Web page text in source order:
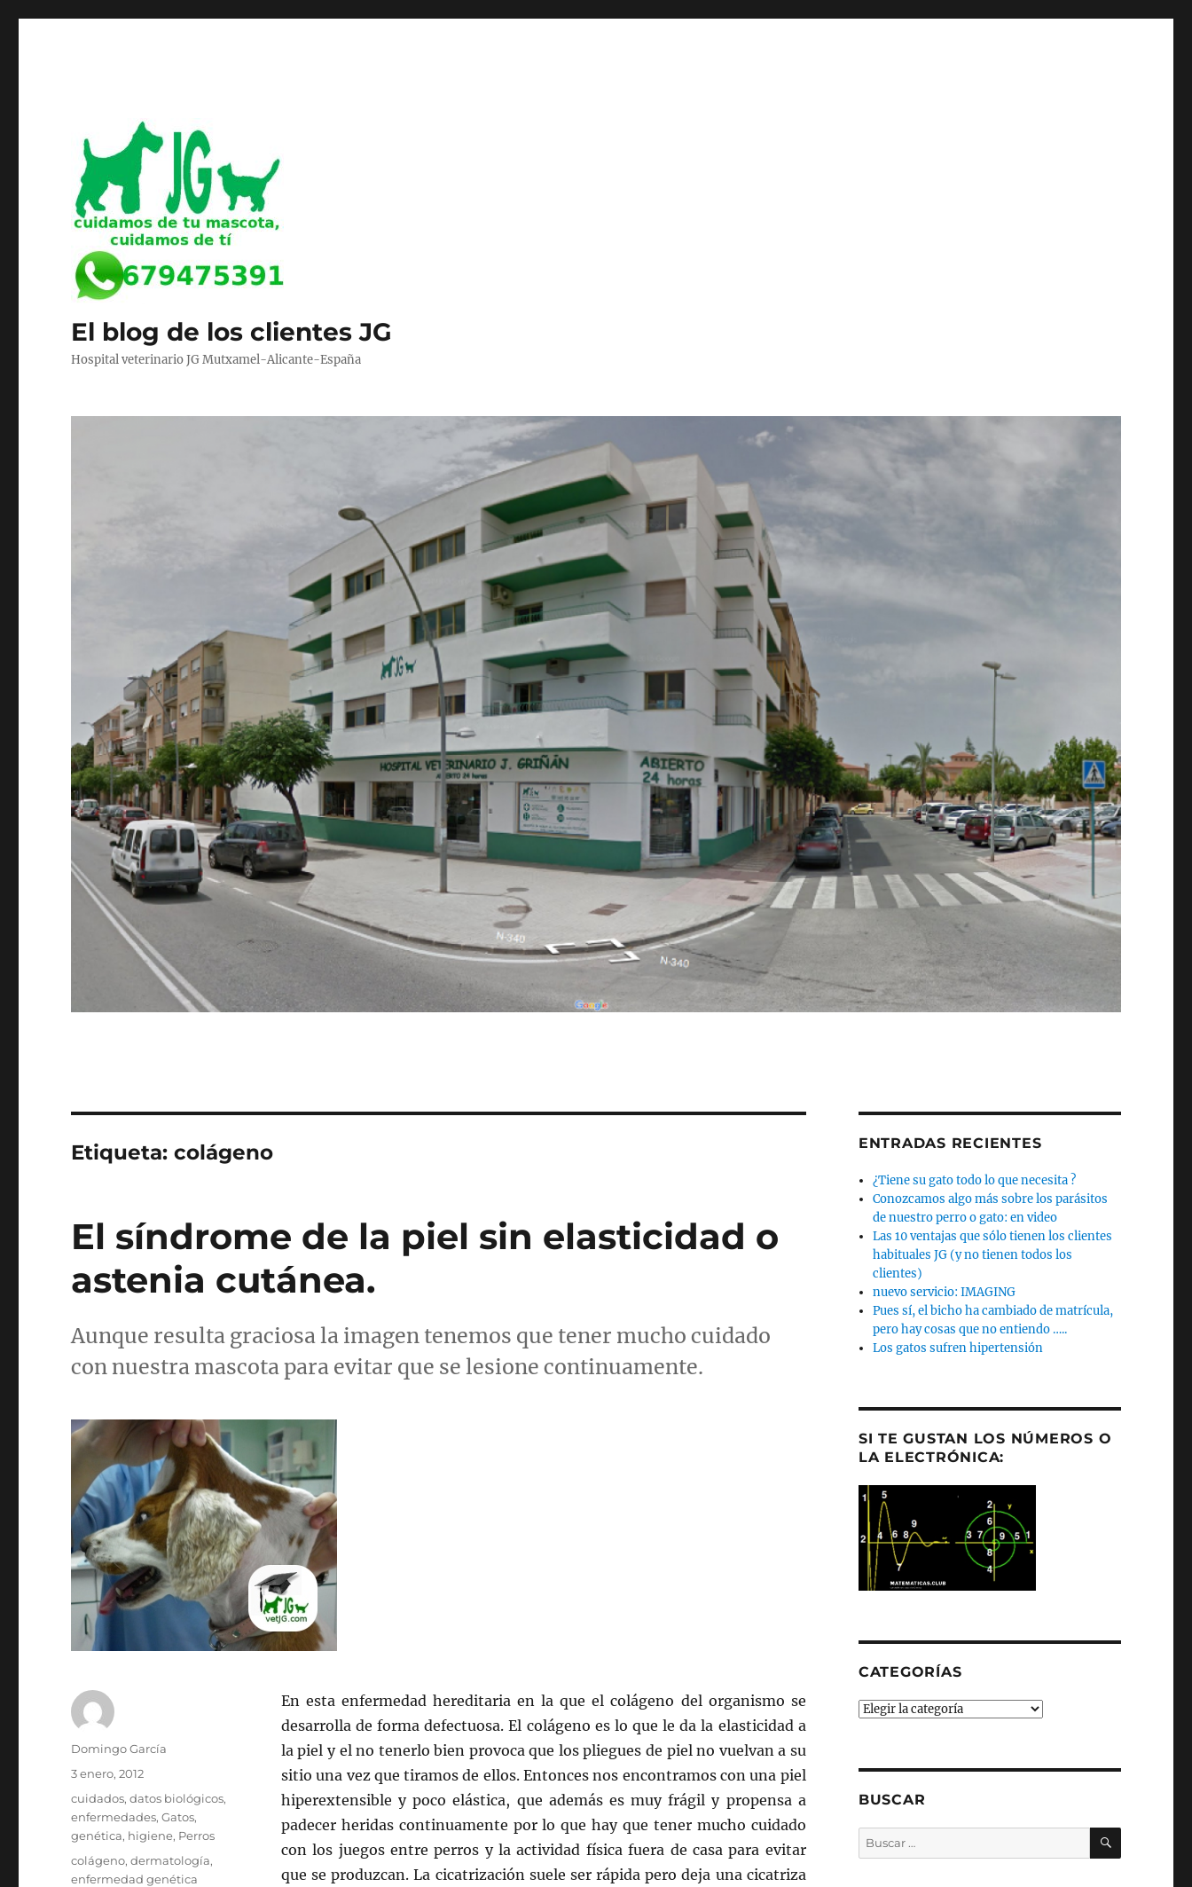
El blog de los clientes JG
Hospital veterinario JG Mutxamel-Alicante-España
Etiqueta:colágeno
El síndrome de la piel sin elasticidad o
astenia cutánea.
Aunque resulta graciosa la imagen tenemos que tener mucho cuidado
con nuestra mascota para evitar que se lesione continuamente.
En esta enfermedad hereditaria en la que el colágeno del organismo se
desarrolla de forma defectuosa. El colágeno es lo que le da la elasticidad a
la piel y el no tenerlo bien provoca que los pliegues de piel no vuelvan a su
sitio una vez que tiramos de ellos. Entonces nos encontramos con una piel
hiperextensible y poco elástica, que además es muy frágil y propensa a
padecer heridas continuamente por lo que hay que tener mucho cuidado
con los juegos entre perros y la actividad física fuera de casa para evitar
que se produzcan. La cicatrización suele ser rápida pero deja una cicatriza
Autor
Domingo García
Publicado
3 enero, 2012
Categorías
cuidados,datos biológicos,
enfermedades,Gatos,
genética, higiene, Perros
Etiquetas
colágeno,dermatología,
enfermedad genética
ENTRADAS RECIENTES
¿Tiene su gato todo lo que necesita ?
Conozcamos algo más sobre los parásitos
de nuestro perro o gato: en video
Las 10 ventajas que sólo tienen los clientes
habituales JG (y no tienen todos los
clientes)
nuevo servicio: IMAGING
Pues sí, el bicho ha cambiado de matrícula,
pero hay cosas que no entiendo …..
Los gatos sufren hipertensión
SI TE GUSTAN LOS NÚMEROS O
LA ELECTRÓNICA:
CATEGORÍAS
Categorías
BUSCAR
Buscar
por:
BUSCAR